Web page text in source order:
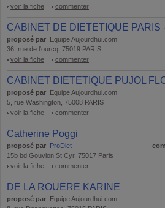
voir la fiche
commenter
CABINET DE DIETETIQUE PARIS
proposé par Equipe Aujourdhui.com
36, rue de l'ourcq, 75019 PARIS
voir la fiche
commenter
CABINET DIETETIQUE PUJOL
proposé par Equipe Aujourdhui.com
5, rue Washington, 75008 PARIS
voir la fiche
commenter
Catherine Poggi
proposé par ProDiet
15b bd Gouvion St Cyr, 75017 Paris
voir la fiche
commenter
DE LA ROUERE KARINE
proposé par Equipe Aujourdhui.com